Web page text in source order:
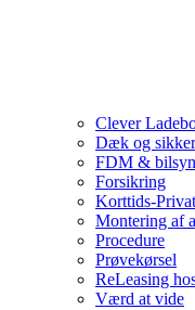
Clever
Dæk og
FDM & bilsyn
Forsikring
Korttids-
Montering af
Procedure
Prøvekørsel
ReLeasing
Værd at vide